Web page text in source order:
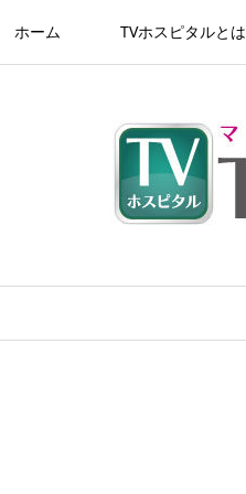
ホーム TVホスピタルとは